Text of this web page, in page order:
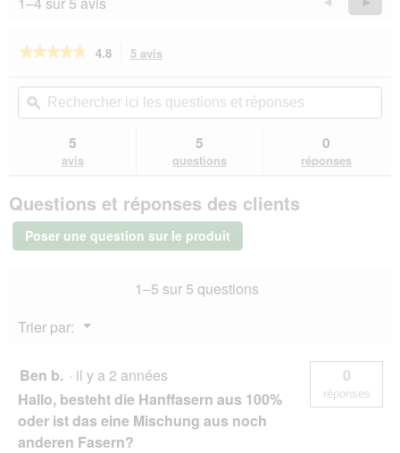
Reviews
★★★★★
★★★★★
5
sur
Fibres
de
50
4.8 5 avis
vous
redirigera
vers
avis.
Rechercher
ici
les
réponses
ϙ
5
avis
5
questions
0
réponses
Questions et réponses des clients
Poser une question sur le produit
1–5 sur 5 questions
Trier par:
▼
Menu
Ben b. · il y a 2 années
Hallo, besteht die Hanffasern aus 100%
oder ist das eine Mischung aus noch
anderen Fasern?
0
réponses